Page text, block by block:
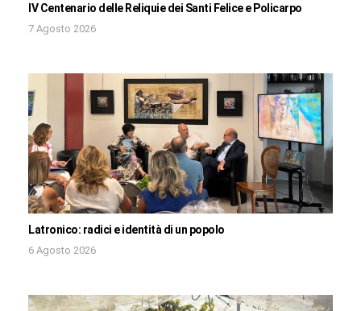
IV Centenario delle Reliquie dei Santi Felice e Policarpo
7 Agosto 2026
Latronico: radici e identità di un popolo
6 Agosto 2026